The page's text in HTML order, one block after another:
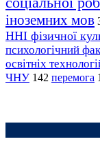
іноземних мов
ННІ фізичної
психологічний
освітніх
ЧНУ 142 перемога